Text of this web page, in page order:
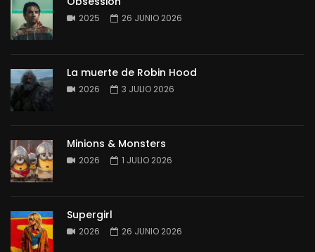
2025 26 JUNIO 2026
La muerte de Robin Hood
2026 3 JULIO 2026
Minions & Monsters
2026 1 JULIO 2026
Supergirl
2026 26 JUNIO 2026